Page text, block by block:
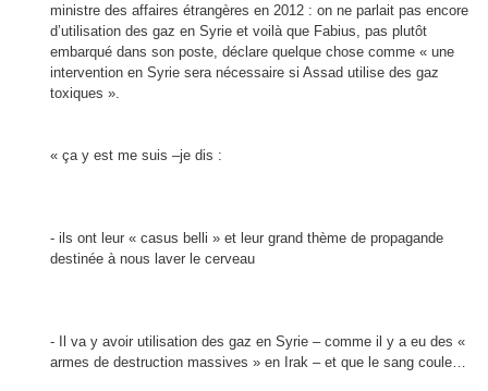
ministre des affaires étrangères en 2012 : on ne parlait pas encore
d’utilisation des gaz en Syrie et voilà que Fabius, pas plutôt
embarqué dans son poste, déclare quelque chose comme « une
intervention en Syrie sera nécessaire si Assad utilise des gaz
toxiques ».
« ça y est me suis –je dis :
- ils ont leur « casus belli » et leur grand thème de propagande
destinée à nous laver le cerveau
- Il va y avoir utilisation des gaz en Syrie – comme il y a eu des «
armes de destruction massives » en Irak – et que le sang coule…